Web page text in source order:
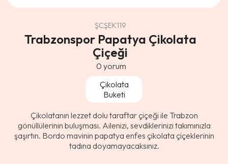
ŞCŞEK119
Trabzonspor Papatya Çikolata
Çiçeği
0 yorum
Çikolata
Buketi
Çikolatanın lezzet dolu taraftar çiçeği ile Trabzon
gönüllülerinin buluşması. Ailenizi, sevdiklerinizi takımınızla
şaşırtın. Bordo mavinin papatya enfes çikolata çiçeklerinin
tadına doyamayacaksınız.